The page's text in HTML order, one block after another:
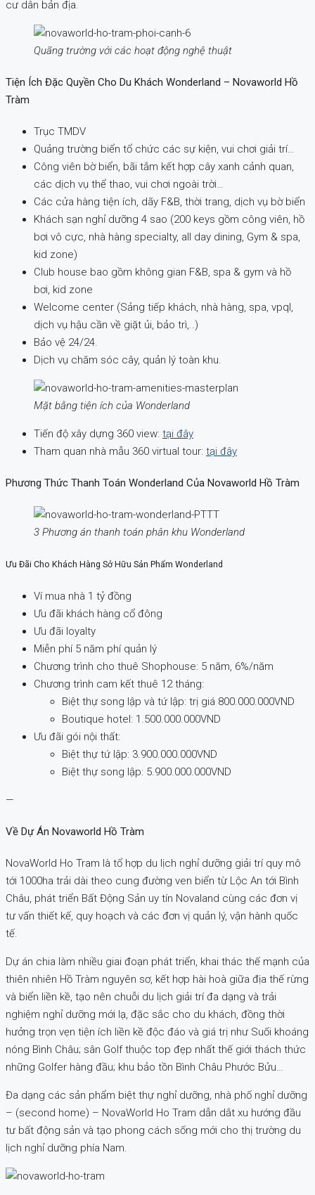
cư dân bản địa.
Quãng trường với các hoạt động nghệ thuật
Tiện Ích Đặc Quyền Cho Du Khách Wonderland – Novaworld Hồ
Tràm
Trục TMDV
Quảng trường biển tổ chức các sự kiện, vui chơi giải trí…
Công viên bờ biển, bãi tắm kết hợp cây xanh cảnh quan,
các dịch vụ thể thao, vui chơi ngoài trời…
Các cửa hàng tiện ích, dãy F&B, thời trang, dịch vụ bờ biển
Khách sạn nghỉ dưỡng 4 sao (200 keys gồm công viên, hồ
bơi vô cực, nhà hàng specialty, all day dining, Gym & spa,
kid zone)
Club house bao gồm không gian F&B, spa & gym và hồ
bơi, kid zone
Welcome center (Sảng tiếp khách, nhà hàng, spa, vpql,
dịch vụ hậu cần về giặt ủi, bảo trì,..)
Bảo vệ 24/24.
Dịch vụ chăm sóc cây, quản lý toàn khu.
Mặt bằng tiện ích của Wonderland
Tiến độ xây dựng 360 view: tại đây
Tham quan nhà mẫu 360 virtual tour: tại đây
Phương Thức Thanh Toán Wonderland Của Novaworld Hồ Tràm
3 Phương án thanh toán phân khu Wonderland
Ưu Đãi Cho Khách Hàng Sở Hữu Sản Phẩm Wonderland
Ví mua nhà 1 tỷ đồng
Ưu đãi khách hàng cổ đông
Ưu đãi loyalty
Miễn phí 5 năm phí quản lý
Chương trình cho thuê Shophouse: 5 năm, 6%/năm
Chương trình cam kết thuê 12 tháng:
Biệt thự song lập và tứ lập: trị giá 800.000.000VND
Boutique hotel: 1.500.000.000VND
Ưu đãi gói nội thất:
Biệt thự tứ lập: 3.900.000.000VND
Biệt thự song lập: 5.900.000.000VND
—
Về Dự Án Novaworld Hồ Tràm
NovaWorld Ho Tram là tổ hợp du lịch nghỉ dưỡng giải trí quy mô
tới 1000ha trải dài theo cung đường ven biển từ Lộc An tới Bình
Châu, phát triển Bất Động Sản uy tín Novaland cùng các đơn vị
tư vấn thiết kế, quy hoạch và các đơn vị quản lý, vận hành quốc
tế.
Dự án chia làm nhiều giai đoạn phát triển, khai thác thế mạnh của
thiên nhiên Hồ Tràm nguyên sơ, kết hợp hài hoà giữa địa thế rừng
và biển liền kề, tạo nên chuỗi du lịch giải trí đa dạng và trải
nghiệm nghỉ dưỡng mới lạ, đặc sắc cho du khách, đồng thời
hưởng trọn vẹn tiện ích liền kề độc đáo và giá trị như Suối khoáng
nóng Bình Châu; sân Golf thuộc top đẹp nhất thế giới thách thức
những Golfer hàng đầu; khu bảo tồn Bình Châu Phước Bửu…
Đa dạng các sản phẩm biệt thự nghỉ dưỡng, nhà phố nghỉ dưỡng
– (second home) – NovaWorld Ho Tram dẫn dắt xu hướng đầu
tư bất động sản và tạo phong cách sống mới cho thị trường du
lịch nghỉ dưỡng phía Nam.